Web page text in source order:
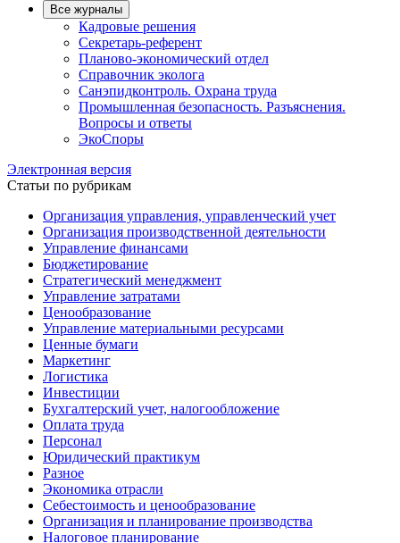
Все журналы
Кадровые решения
Секретарь-референт
Планово-экономический отдел
Справочник эколога
Санэпидконтроль. Охрана труда
Промышленная безопасность. Разъяснения.
Вопросы и ответы
ЭкоСпоры
Электронная версия
Статьи по рубрикам
Организация управления, управленческий учет
Организация производственной деятельности
Управление финансами
Бюджетирование
Стратегический менеджмент
Управление затратами
Ценообразование
Управление материальными ресурсами
Ценные бумаги
Маркетинг
Логистика
Инвестиции
Бухгалтерский учет, налогообложение
Оплата труда
Персонал
Юридический практикум
Разное
Экономика отрасли
Себестоимость и ценообразование
Организация и планирование производства
Налоговое планирование